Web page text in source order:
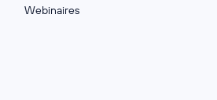
Webinaires